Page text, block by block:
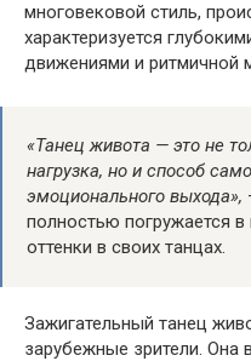
многовековой стиль,
характеризуется
движениями и ритмичной
«Танец живота — это не
нагрузка, но и способ
эмоционального выхода»,
полностью погружается
оттенки в своих танцах.
Зажигательный танец
зарубежные зрители. Она